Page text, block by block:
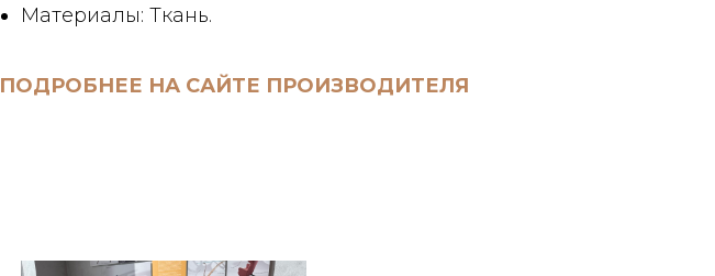
Материалы: Ткань.
ПОДРОБНЕЕ НА САЙТЕ ПРОИЗВОДИТЕЛЯ